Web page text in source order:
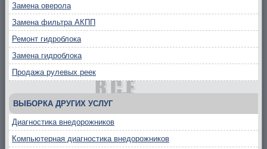
Замена оверола
Замена фильтра АКПП
Ремонт гидроблока
Замена гидроблока
Продажа рулевых реек
ВЫБОРКА ДРУГИХ УСЛУГ
Диагностика внедорожников
Компьютерная диагностика внедорожников